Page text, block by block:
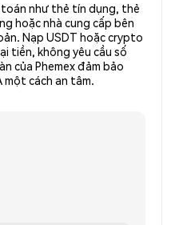
như thẻ tín dụng, thẻ
hoặc nhà cung cấp bên
Nạp USDT hoặc crypto
tiền, không yêu cầu số
của Phemex đảm bảo
một cách an tâm.